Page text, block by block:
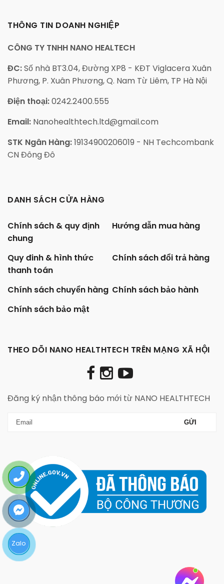
Zalo
THÔNG TIN DOANH NGHIỆP
CÔNG TY TNHH NANO HEALTECH
ĐC:Số nhà BT3.04, Đường XP8 - KĐT Viglacera Xuân
Phương, P. Xuân Phương, Q. Nam Từ Liêm, TP Hà Nội
Điện thoại:0242.2400.555
Email: Nanohealthtech.ltd@gmail.com
STK Ngân Hàng:19134900206019 - NH Techcombank
CN Đông Đô
DANH SÁCH CỬA HÀNG
Chính sách & quy định
chung
Hướng dẫn mua hàng
Quy đinh & hình thức
thanh toán
Chính sách đổi trả hàng
Chính sách chuyển hàng Chính sách bảo hành
Chính sách bảo mật
THEO DÕI NANO HEALTHTECH TRÊN MẠNG XÃ HỘI
Đăng ký nhận thông báo mới từ NANO HEALTHTECH